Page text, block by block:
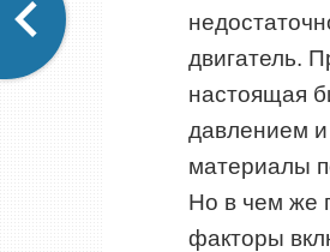
двигатель.
настоящая
давлением и
материалы
Но в чем же
факторы